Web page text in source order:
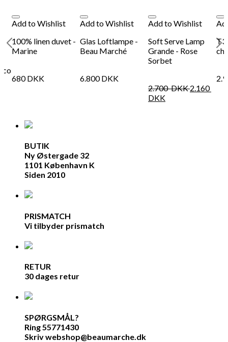
Add to Wishlist
100% linen duvet -
Marine
680DKK
Add to Wishlist
Glas Loftlampe -
Beau Marché
6.800DKK
Add to Wishlist
Soft Serve Lamp
Grande - Rose
Sorbet
2.700DKK 2.160
DKK
BUTIK
Ny Østergade 32
1101 København K
Siden 2010
PRISMATCH
Vi tilbyder prismatch
RETUR
30 dages retur
SPØRGSMÅL?
Ring 55771430
Skriv webshop@beaumarche.dk